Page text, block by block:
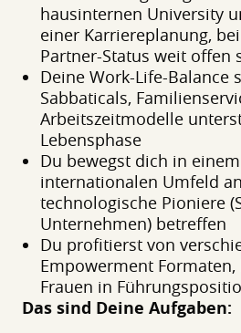
hausinternen University
einer Karriereplanung,
Partner-Status weit offen
Deine Work-Life-Balance
Sabbaticals,
Arbeitszeitmodelle
Lebensphase
Du bewegst dich in
internationalen Umfeld
technologische Pioniere
Unternehmen) betreffen
Du profitierst von
Empowerment
Frauen in
Das sind Deine Aufgaben: